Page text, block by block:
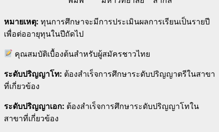
หมายเหตุ: ทุนการศึกษาจะมีการประเมินผลการเรียนเป็นรายปี
เพื่อต่ออายุทุนในปีถัดไป
คุณสมบัติเบื้องต้นสำหรับผู้สมัครชาวไทย
ระดับปริญญาโท: ต้องสำเร็จการศึกษาระดับปริญญาตรีในสาขา
ที่เกี่ยวข้อง
ระดับปริญญาเอก: ต้องสำเร็จการศึกษาระดับปริญญาโทใน
สาขาที่เกี่ยวข้อง